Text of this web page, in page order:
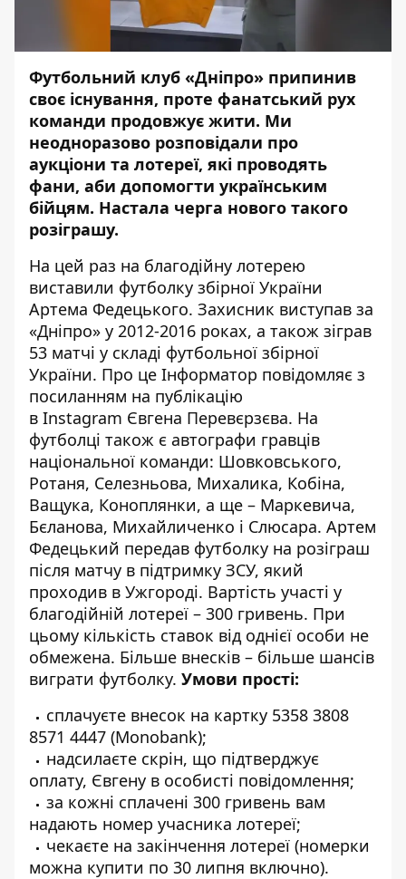
Футбольний клуб «Дніпро» припинив
своє існування, проте фанатський рух
команди продовжує жити. Ми
неодноразово розповідали про
аукціони та лотереї, які проводять
фани, аби допомогти українським
бійцям. Настала черга нового такого
розіграшу.
На цей раз на благодійну лотерею
виставили футболку збірної України
Артема Федецького. Захисник виступав за
«Дніпро» у 2012-2016 роках, а також зіграв
53 матчі у складі футбольної збірної
України. Про це Інформатор повідомляє з
посиланням на публікацію
в Instagram Євгена Перевєрзєва. На
футболці також є автографи гравців
національної команди: Шовковського,
Ротаня, Селезньова, Михалика, Кобіна,
Ващука, Коноплянки, а ще – Маркевича,
Бєланова, Михайличенко і Слюсара. Артем
Федецький передав футболку на розіграш
після матчу в підтримку ЗСУ, який
проходив в Ужгороді. Вартість участі у
благодійній лотереї – 300 гривень. При
цьому кількість ставок від однієї особи не
обмежена. Більше внесків – більше шансів
виграти футболку. Умови прості:
сплачуєте внесок на картку 5358 3808
8571 4447 (Monobank);
надсилаєте скрін, що підтверджує
оплату, Євгену в особисті повідомлення;
за кожні сплачені 300 гривень вам
надають номер учасника лотереї;
чекаєте на закінчення лотереї (номерки
можна купити по 30 липня включно).